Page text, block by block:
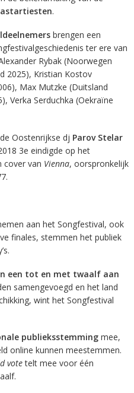
.
brengen een
ter ere van
Rybak (Noorwegen
2025), Kristian Kostov
Max Mutzke (Duitsland
Verka Serduchka (Oekraïne
Oostenrijkse dj Parov Stelar
3e eindigde op het
cover van Vienna, oorspronkelijk
aan het Songfestival, ook
finales, stemmen het publiek
een tot en met twaalf aan
samengevoegd en het land
wint het Songfestival
publieksstemmingmee,
online kunnen meestemmen.
votetelt mee voor één